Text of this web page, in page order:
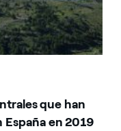
que han
en 2019